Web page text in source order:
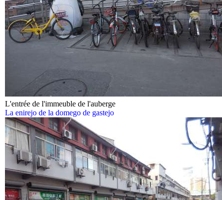
L'entrée de l'immeuble de l'auberge
La enirejo de la domego de gastejo